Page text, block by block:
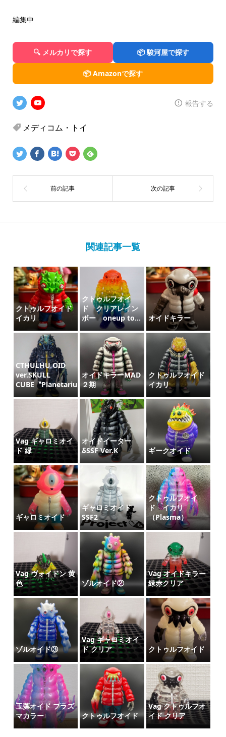
編集中
🔍 メルカリで探す 📦 駿河屋で探す
📦 Amazonで探す
報告する
メディコム・トイ
関連記事一覧
クトゥルフオイド
イカリ
クトゥルフオイ
ド クリアレイン
ボー oneup to...
オイドキラー
CTHULHU OID
ver.SKULL
CUBE〝Planetarium〟
オイドキラーMAD
２期
クトゥルフオイド
イカリ
Vag ギャロミオイ
ド 緑
オイドイーター
δSSF Ver.K
ギークオイド
ギャロミオイド
ギャロミオイド
SSF2
クトゥルフオイ
ド イカリ
（Plasma）
Vag ヴォイドン 黄
色
ゾルオイド②
Vag オイドキラー
緑赤クリア
ゾルオイド③
Vag ギャロミオイ
ド クリア
クトゥルフオイド
玉藻オイド プラズ
マカラー
クトゥルフオイド
Vag クトゥルフオ
イド クリア